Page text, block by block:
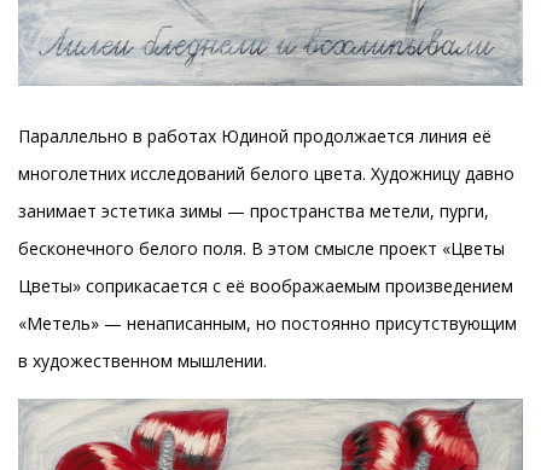
Параллельно в работах Юдиной продолжается линия её
многолетних исследований белого цвета. Художницу давно
занимает эстетика зимы — пространства метели, пурги,
бесконечного белого поля. В этом смысле проект «Цветы
Цветы» соприкасается с её воображаемым произведением
«Метель» — ненаписанным, но постоянно присутствующим
в художественном мышлении.